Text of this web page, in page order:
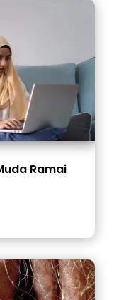
Ramai